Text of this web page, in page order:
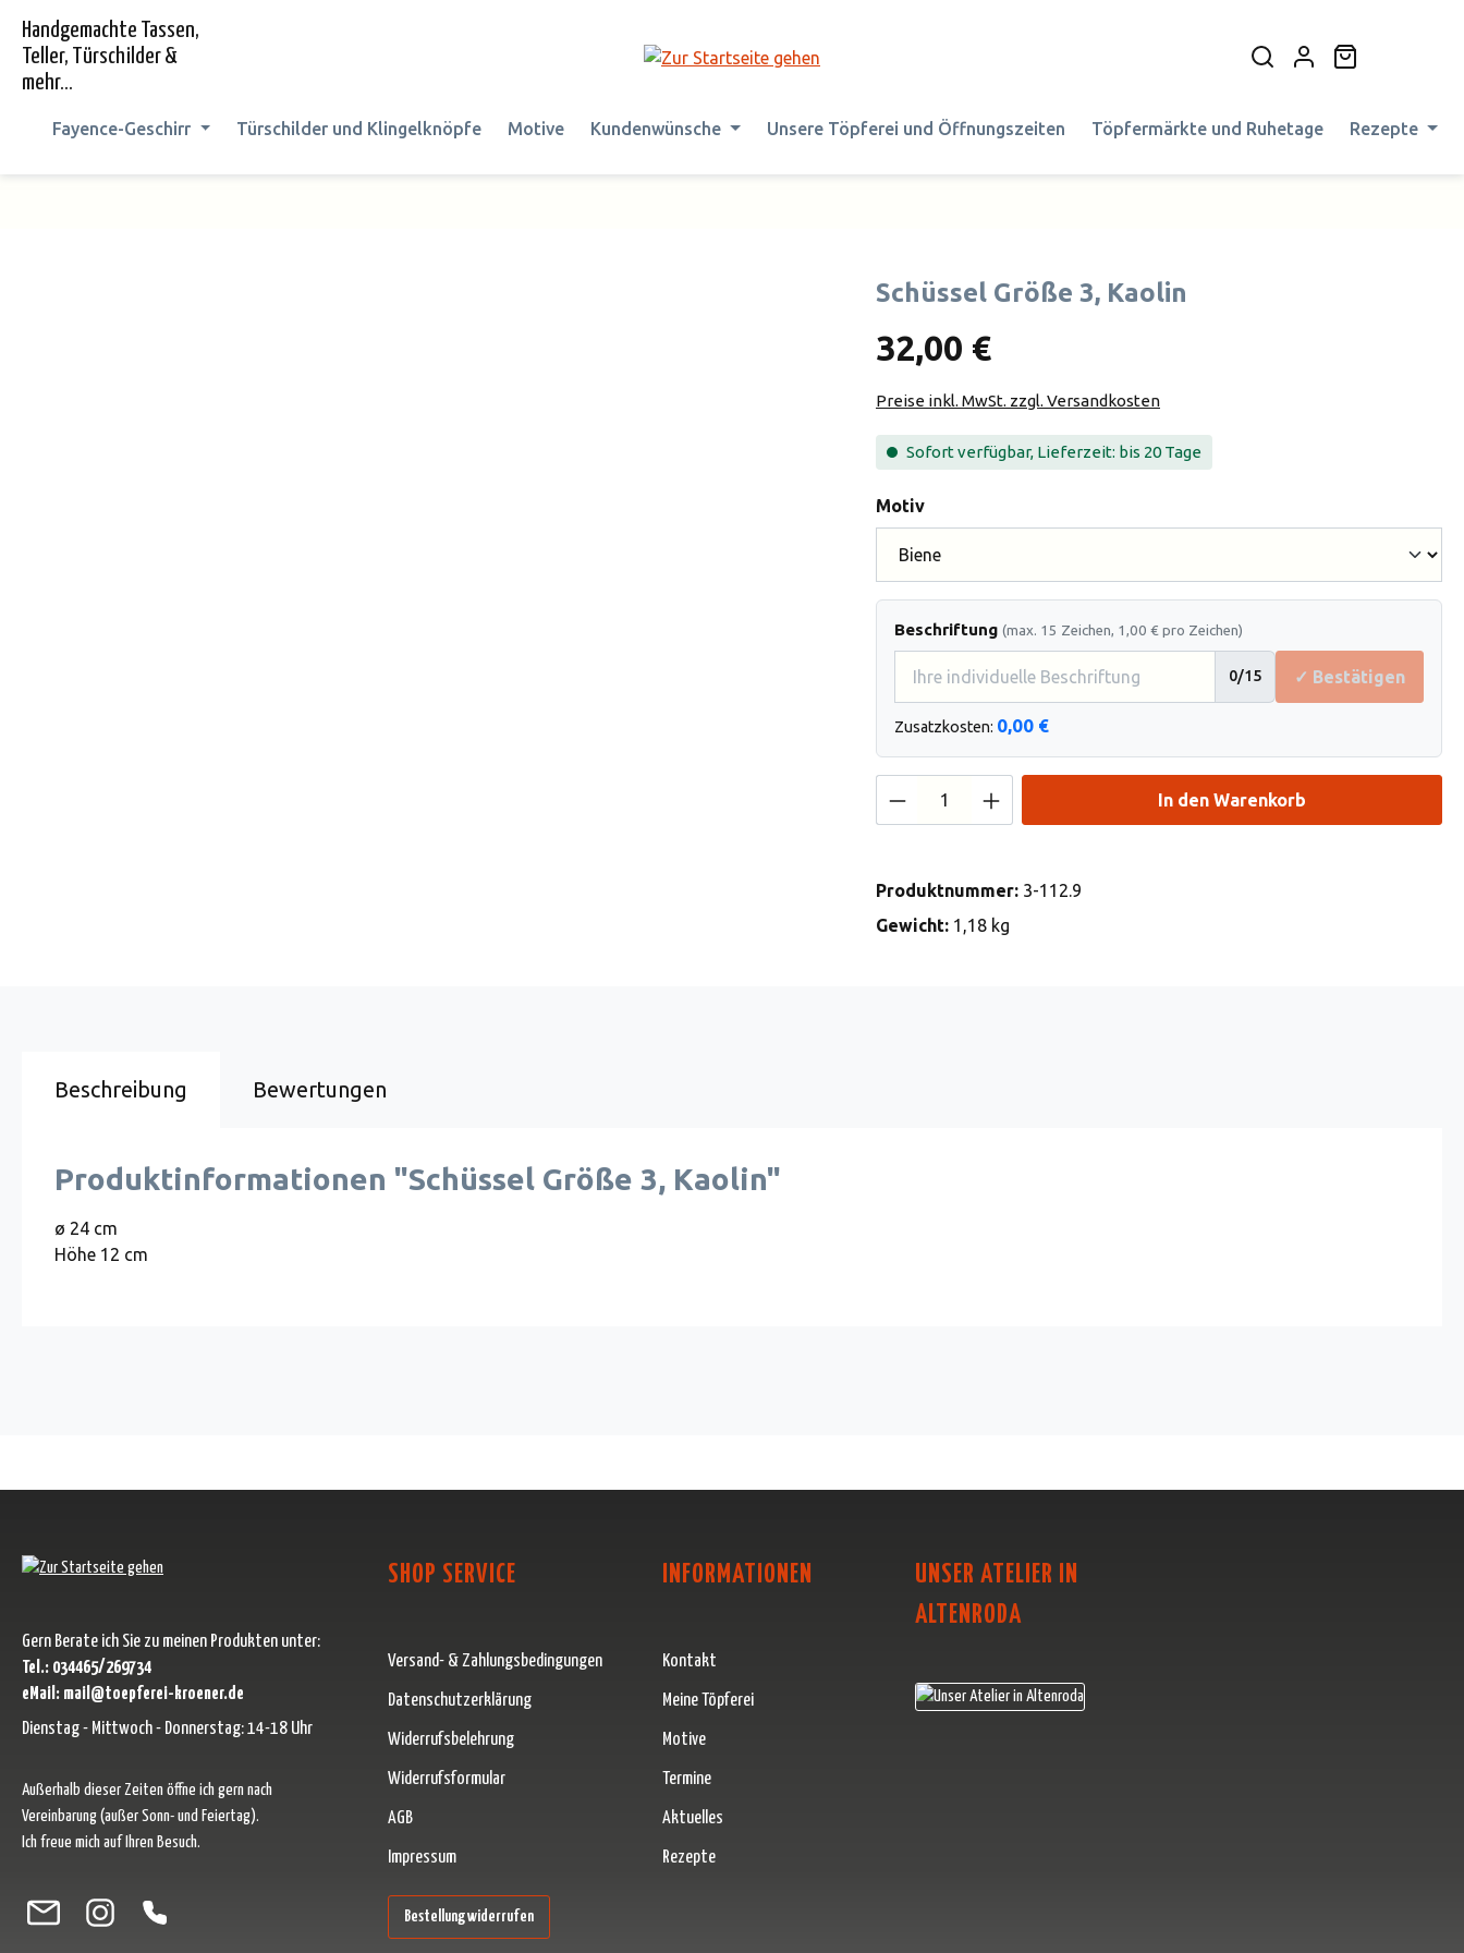
Zur Hauptnavigation springen
Handgemachte Tassen,
Teller, Türschilder &
mehr...
Fayence-Geschirr Türschilder und Klingelknöpfe Motive Kundenwünsche Unsere Töpferei und Öffnungszeiten Töpfermärkte und Ruhetage Rezepte
Schüssel Größe 3, Kaolin
32,00 €
Preise inkl. MwSt. zzgl. Versandkosten
Sofort verfügbar, Lieferzeit: bis 20 Tage
Motivauswählen
Beschriftung (max. 15 Zeichen, 1,00 € pro Zeichen)
0/15 ✓ Bestätigen
Zusatzkosten: 0,00 €
Produkt Anzahl: Gib den gewünschten Wert
In den Warenkorb
Produktnummer: 3-112.9
Gewicht: 1,18 kg
Beschreibung Bewertungen
Produktinformationen "Schüssel Größe 3, Kaolin"
ø 24 cm
Höhe 12 cm
Gern Berate ich Sie zu meinen Produkten unter:
Tel.: 034465/269734
eMail: mail@toepferei-kroener.de
Dienstag - Mittwoch - Donnerstag: 14-18 Uhr
Außerhalb dieser Zeiten öffne ich gern nach
Vereinbarung (außer Sonn- und Feiertag).
Ich freue mich auf Ihren Besuch.
Besuche uns auf Facebook – öffnet in neuem Tab (externer Link)
Schau auf Instagram vorbei – öffnet in neuem Tab (externer Link)
Lass dich auf Pinterest inspirieren – öffnet in neuem Tab (externer Link)
Folge uns auf X – öffnet in neuem Tab (externer Link)
SHOP SERVICE
Versand- & Zahlungsbedingungen
Datenschutzerklärung
Widerrufsbelehrung
Widerrufsformular
AGB
Impressum
Bestellung widerrufen
INFORMATIONEN
Kontakt
Meine Töpferei
Motive
Termine
Aktuelles
Rezepte
UNSER ATELIER IN
ALTENRODA